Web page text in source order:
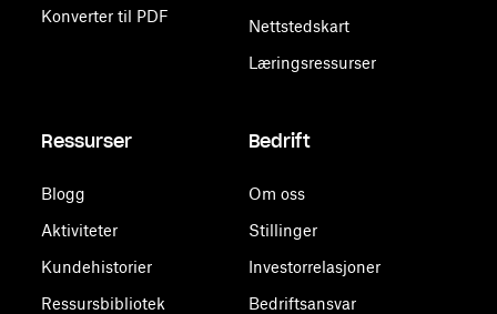
Konverter til PDF
Nettstedskart
Læringsressurser
Ressurser
Blogg
Aktiviteter
Kundehistorier
Ressursbibliotek
Bedrift
Om oss
Stillinger
Investorrelasjoner
Bedriftsansvar